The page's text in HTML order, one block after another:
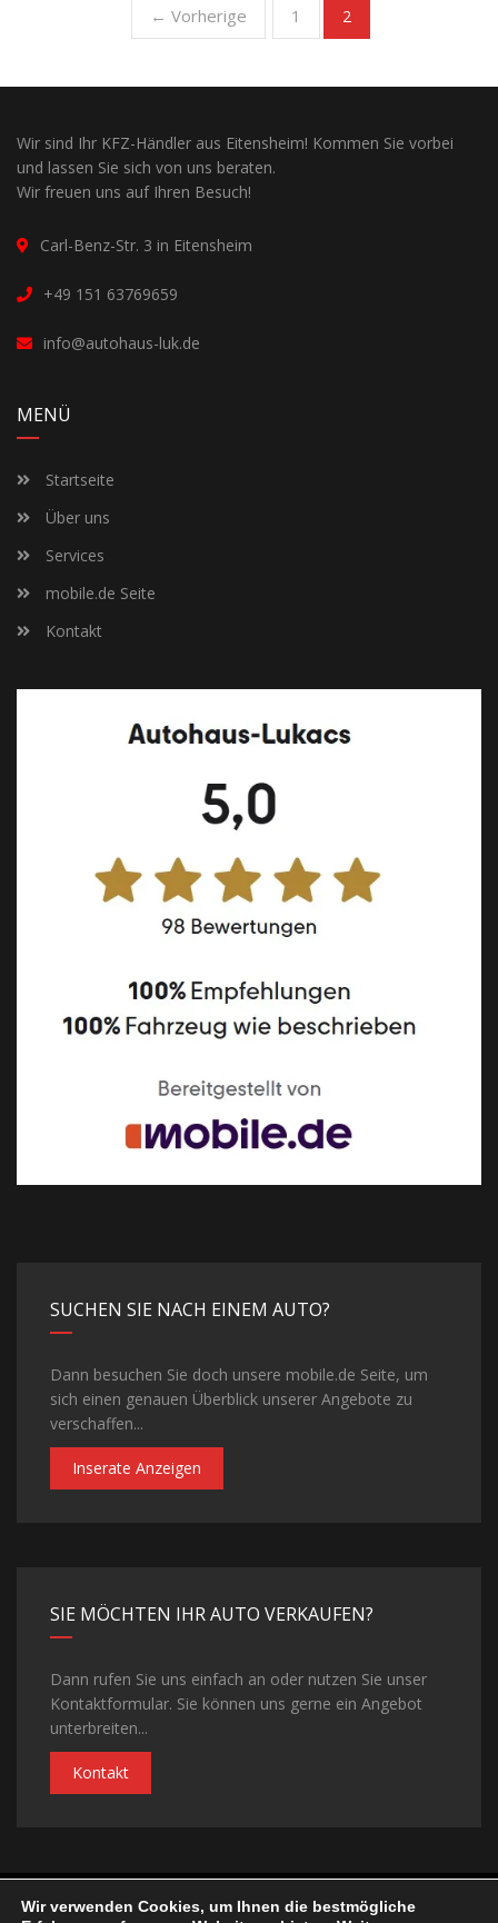
← Vorherige 1 2
Wir sind Ihr KFZ-Händler aus Eitensheim! Kommen Sie vorbei
und lassen Sie sich von uns beraten.
Wir freuen uns auf Ihren Besuch!
Carl-Benz-Str. 3 in Eitensheim
+49 151 63769659
info@autohaus-luk.de
MENÜ
Startseite
Über uns
Services
mobile.de Seite
Kontakt
SUCHEN SIE NACH EINEM AUTO?
Dann besuchen Sie doch unsere mobile.de Seite, um
sich einen genauen Überblick unserer Angebote zu
verschaffen...
Inserate Anzeigen
SIE MÖCHTEN IHR AUTO VERKAUFEN?
Dann rufen Sie uns einfach an oder nutzen Sie unser
Kontaktformular. Sie können uns gerne ein Angebot
unterbreiten...
Kontakt
©Copyright 2026Autohaus Lukacs| Realisiert vonELFINGER
Wir verwenden Cookies, um Ihnen die bestmögliche